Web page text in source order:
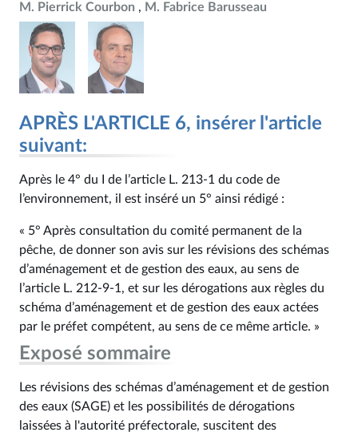
M. Pierrick Courbon
M. Fabrice Barusseau
APRÈS L'ARTICLE 6, insérer l'article
suivant:
Après le 4° du I de l’article L. 213‑1 du code de
l’environnement, il est inséré un 5° ainsi rédigé :
« 5° Après consultation du comité permanent de la
pêche, de donner son avis sur les révisions des schémas
d’aménagement et de gestion des eaux, au sens de
l’article L. 212‑9‑1, et sur les dérogations aux règles du
schéma d’aménagement et de gestion des eaux actées
par le préfet compétent, au sens de ce même article. »
Exposé sommaire
Les révisions des schémas d’aménagement et de gestion
des eaux (SAGE) et les possibilités de dérogations
laissées à l'autorité préfectorale, suscitent des